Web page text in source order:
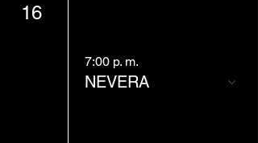
16
7:00 p. m.
NEVERA